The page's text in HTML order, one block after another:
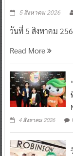
5 สิงหาคม 2026
วันที่ 5 สิงหาคม
Read More
4 สิงหาคม 2026